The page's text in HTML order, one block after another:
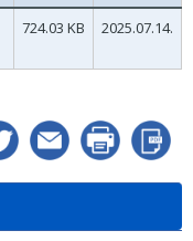
724.03 KB 2025.07.14.